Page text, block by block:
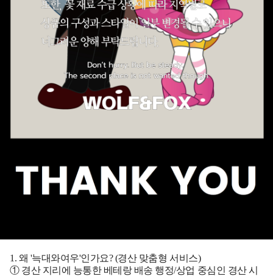
1. 왜 '늑대와여우'인가요? (경산 맞춤형 서비스)
① 경산 지리에 능통한 베테랑 배송 행정/상업 중심인 경산 시